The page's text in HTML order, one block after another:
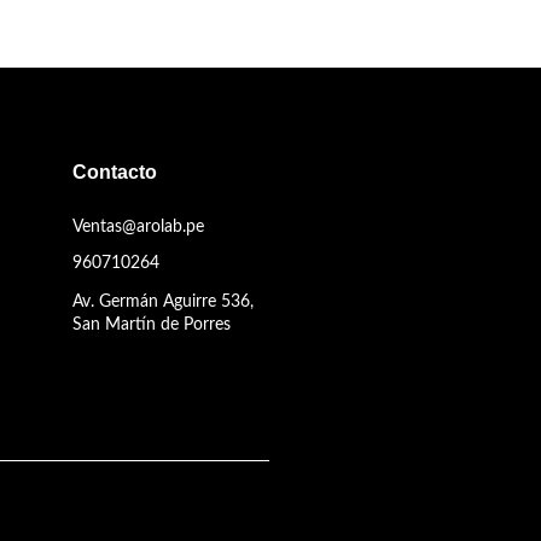
Contacto
Ventas@arolab.pe
960710264
Av. Germán Aguirre 536,
San Martín de Porres